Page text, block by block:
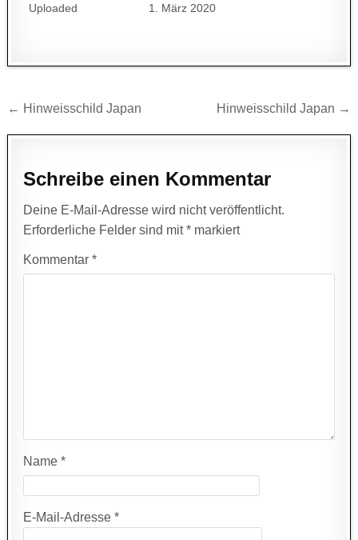
Uploaded
1. März 2020
Beitragsnavigation
← Hinweisschild Japan Hinweisschild Japan →
Schreibe einen Kommentar
Deine E-Mail-Adresse wird nicht veröffentlicht.
Erforderliche Felder sind mit* markiert
Kommentar*
Name*
E-Mail-Adresse*